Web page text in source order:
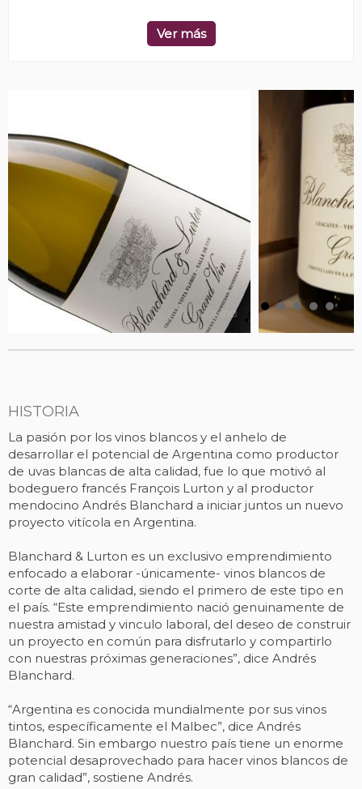
Ver más
HISTORIA
La pasión por los vinos blancos y el anhelo de
desarrollar el potencial de Argentina como productor
de uvas blancas de alta calidad, fue lo que motivó al
bodeguero francés François Lurton y al productor
mendocino Andrés Blanchard a iniciar juntos un nuevo
proyecto vitícola en Argentina.
Blanchard & Lurton es un exclusivo emprendimiento
enfocado a elaborar -únicamente- vinos blancos de
corte de alta calidad, siendo el primero de este tipo en
el país. “Este emprendimiento nació genuinamente de
nuestra amistad y vinculo laboral, del deseo de construir
un proyecto en común para disfrutarlo y compartirlo
con nuestras próximas generaciones”, dice Andrés
Blanchard.
“Argentina es conocida mundialmente por sus vinos
tintos, específicamente el Malbec”, dice Andrés
Blanchard. Sin embargo nuestro país tiene un enorme
potencial desaprovechado para hacer vinos blancos de
gran calidad”, sostiene Andrés.